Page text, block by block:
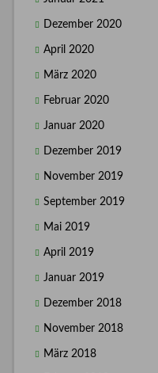
Dezember 2020
April 2020
März 2020
Februar 2020
Januar 2020
Dezember 2019
November 2019
September 2019
Mai 2019
April 2019
Januar 2019
Dezember 2018
November 2018
März 2018